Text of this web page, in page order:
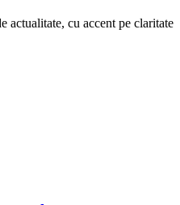
actualitate, cu accent pe claritate